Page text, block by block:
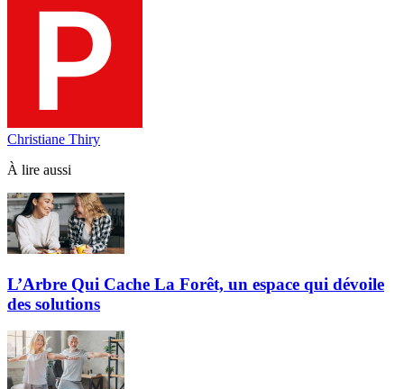
Christiane Thiry
À lire aussi
L’Arbre Qui Cache La Forêt, un espace qui dévoile
des solutions